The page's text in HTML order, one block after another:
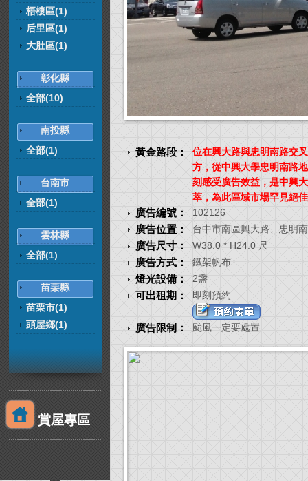
梧棲區(1)
后里區(1)
大肚區(1)
彰化縣
全部(10)
南投縣
全部(1)
台南市
全部(1)
雲林縣
全部(1)
苗栗縣
苗栗市(1)
頭屋鄉(1)
賞屋專區
黃金路段：
位在興大路與忠明南路交
方，從中興大學忠明南路
刻感受廣告效益，是中興
萃，為此區域市場罕見絕
廣告編號： 102126
廣告位置： 台中市南區興大路、忠明
廣告尺寸： W38.0 * H24.0 尺
廣告方式： 鐵架帆布
燈光設備： 2盞
可出租期： 即刻預約
廣告限制： 颱風一定要處置